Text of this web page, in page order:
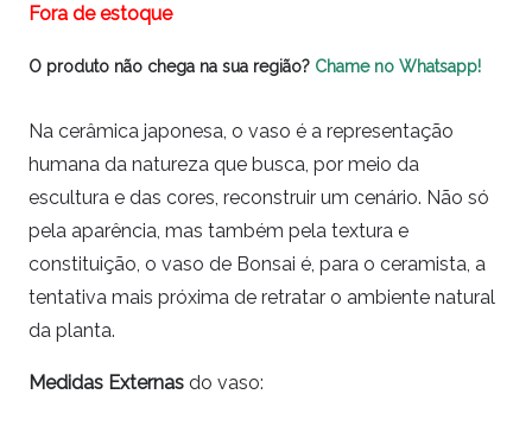
Fora de estoque
O produto não chega na sua região? Chame no Whatsapp!
Na cerâmica japonesa, o vaso é a representação
humana da natureza que busca, por meio da
escultura e das cores, reconstruir um cenário. Não só
pela aparência, mas também pela textura e
constituição, o vaso de Bonsai é, para o ceramista, a
tentativa mais próxima de retratar o ambiente natural
da planta.
Medidas Externas do vaso: